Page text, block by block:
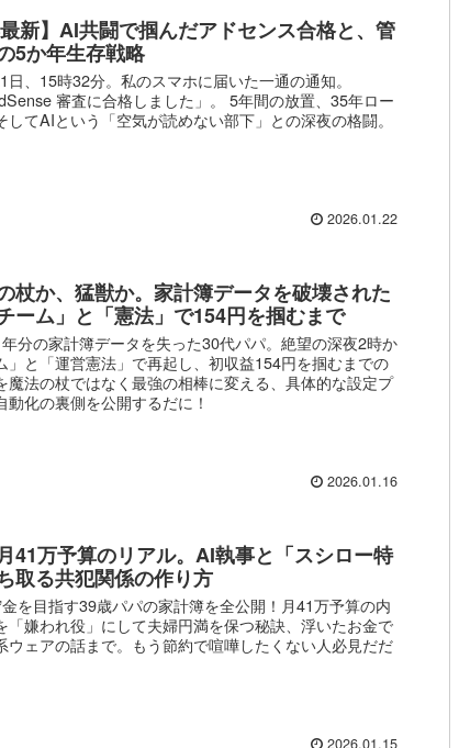
最新】AI共闘で掴んだアドセンス合格と、管
5か年生存戦略
日、15時32分。私のスマホに届いた一通の通知。
審査に合格しました」。 5年間の放置、35年ロー
してAIという「空気が読めない部下」との深夜の格闘。
2026.01.22
杖か、猛獣か。家計簿データを破壊された
ーム」と「憲法」で154円を掴むまで
分の家計簿データを失った30代パパ。絶望の深夜2時か
」と「運営憲法」で再起し、初収益154円を掴むまでの
魔法の杖ではなく最強の相棒に変える、具体的な設定プ
動化の裏側を公開するだに！
2026.01.16
41万予算のリアル。AI執事と「スシロー特
取る共犯関係の作り方
を目指す39歳パパの家計簿を全公開！月41万予算の内
「嫌われ役」にして夫婦円満を保つ秘訣、浮いたお金で
ウェアの話まで。もう節約で喧嘩したくない人必見だだ
2026.01.15